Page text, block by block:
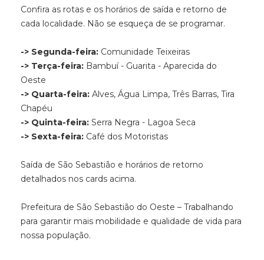
Confira as rotas e os horários de saída e retorno de
cada localidade. Não se esqueça de se programar.
-> Segunda-feira: Comunidade Teixeiras
-> Terça-feira: Bambuí - Guarita - Aparecida do
Oeste
-> Quarta-feira: Alves, Água Limpa, Três Barras, Tira
Chapéu
-> Quinta-feira: Serra Negra - Lagoa Seca
-> Sexta-feira: Café dos Motoristas
Saída de São Sebastião e horários de retorno
detalhados nos cards acima.
Prefeitura de São Sebastião do Oeste – Trabalhando
para garantir mais mobilidade e qualidade de vida para
nossa população.